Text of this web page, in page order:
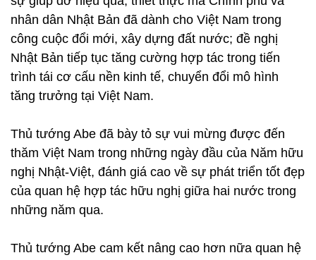
nhân dân Nhật Bản đã dành cho Việt Nam trong
công cuộc đổi mới, xây dựng đất nước; đề nghị
Nhật Bản tiếp tục tăng cường hợp tác trong tiến
trình tái cơ cấu nền kinh tế, chuyển đổi mô hình
tăng trưởng tại Việt Nam.
Thủ tướng Abe đã bày tỏ sự vui mừng được đến
thăm Việt Nam trong những ngày đầu của Năm hữu
nghị Nhật-Việt, đánh giá cao về sự phát triển tốt đẹp
của quan hệ hợp tác hữu nghị giữa hai nước trong
những năm qua.
Thủ tướng Abe cam kết nâng cao hơn nữa quan hệ